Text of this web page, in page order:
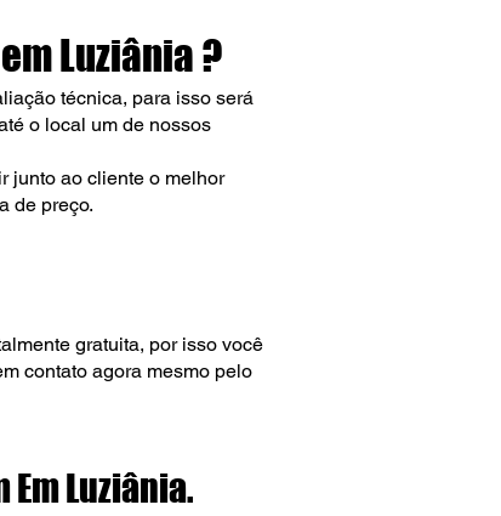
Luziânia ?
técnica, para isso será
o local um de nossos
junto ao cliente o melhor
de preço.
gratuita, por isso você
contato agora mesmo pelo
Em Luziânia.